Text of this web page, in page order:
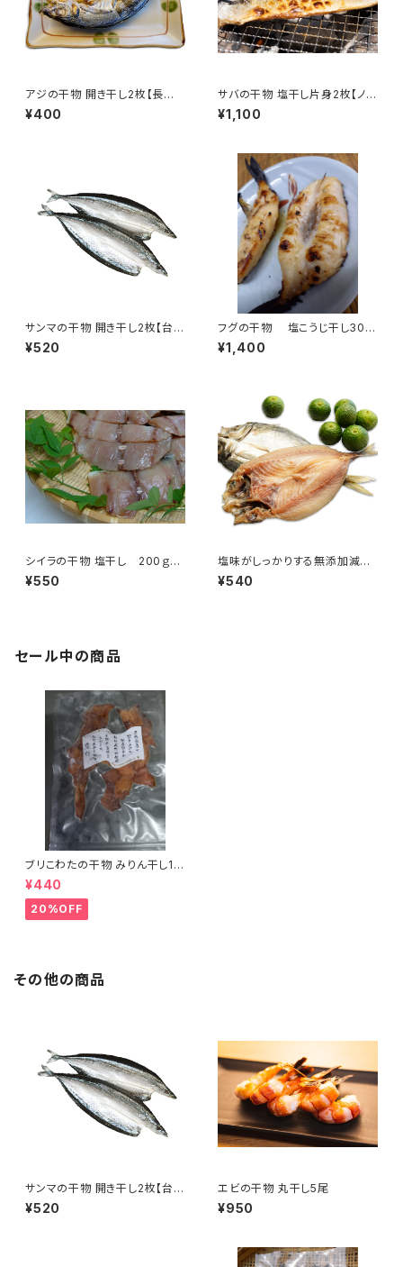
アジの干物 開き干し2枚【長崎
県産】
¥400
サバの干物 塩干し片身2枚【ノル
ウェー産】
¥1,100
サンマの干物 開き干し2枚【台湾
産】
¥520
フグの干物 塩こうじ干し300
g【三重県産】
¥1,400
シイラの干物 塩干し 200ｇ入
り【三重県産】
¥550
塩味がしっかりする無添加減塩
干物アジの開き 2枚【長崎県産】
¥540
セール中の商品
ブリこわたの干物 みりん干し10
0g【三重県産】
¥440
20%OFF
その他の商品
サンマの干物 開き干し2枚【台湾
産】
¥520
エビの干物 丸干し5尾
¥950